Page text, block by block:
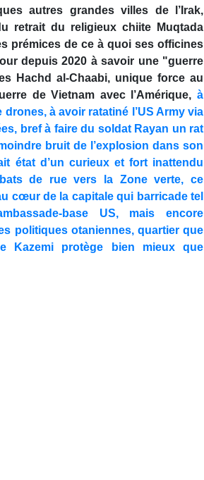
autres grandes villes de l’Irak,
retrait du religieux chiite Muqtada
prémices de ce à quoi ses officines
depuis 2020 à savoir une "guerre
Hachd al-Chaabi, unique force au
de Vietnam avec l’Amérique, à
à avoir ratatiné l’US Army via
bref à faire du soldat Rayan un rat
bruit de l’explosion dans son
état d’un curieux et fort inattendu
de rue vers la Zone verte, ce
cœur de la capitale qui barricade tel
base US, mais encore
politiques otaniennes, quartier que
Kazemi protège bien mieux que